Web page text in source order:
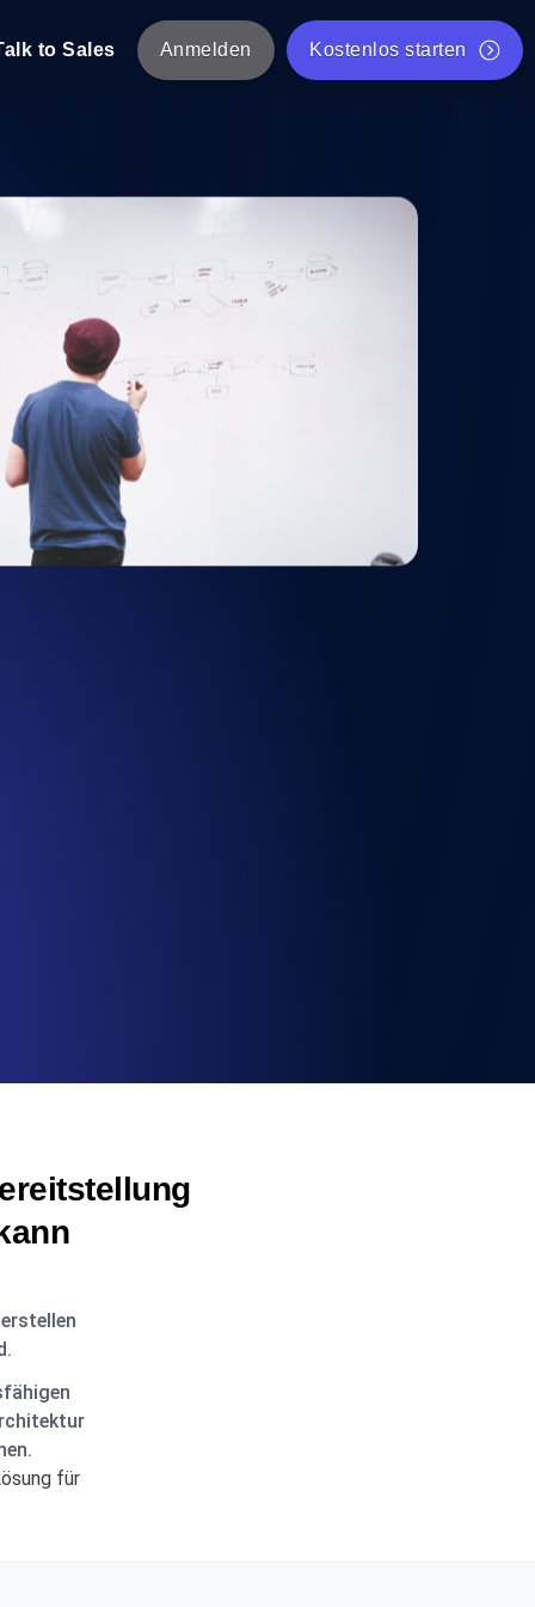
Einblicke, die auf Ihren Tech-
Probes aus 25+ Standorten.
es tun.
APIs
und Funktionalität der API
Kostenloses JMeter Test Skript-Validierungstool
API-Statusprüfer
Core Web Vitals Checker
Liste kostenloser Web-Tools
to Sales Anmelden Kostenlos starten
für